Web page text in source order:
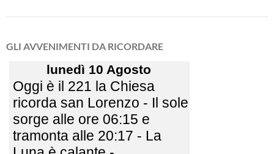
GLI AVVENIMENTI DA RICORDARE